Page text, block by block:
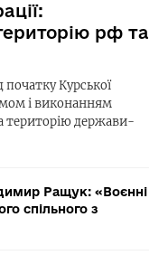
рф та
Курської
і виконанням
територію держави-
Ращук: «Воєнні
спільного з